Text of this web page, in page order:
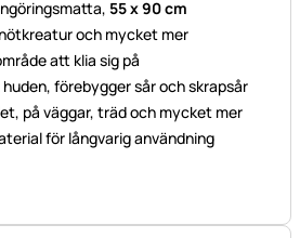
55 x 90 cm
och mycket mer
att klia sig på
förebygger sår och skrapsår
på väggar, träd och mycket mer
för långvarig användning